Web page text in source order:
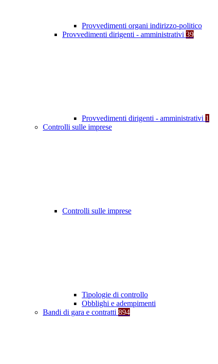
Provvedimenti organi indirizzo-politico
Provvedimenti dirigenti - amministrativi 39
Provvedimenti dirigenti - amministrativi 1
Controlli sulle imprese
Controlli sulle imprese
Tipologie di controllo
Obblighi e adempimenti
Bandi di gara e contratti 894